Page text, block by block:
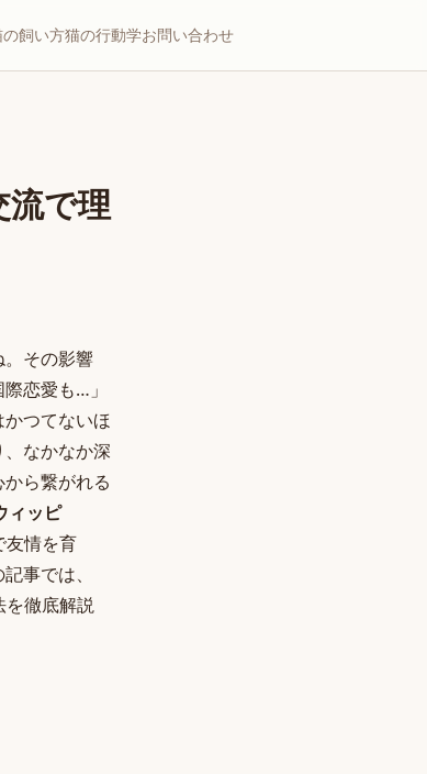
飼い方猫の行動学お問い合わせ
で理
その影響
恋愛も…」
つてないほ
なかなか深
ら繋がれる
ィッピ
友情を育
事では、
を徹底解説